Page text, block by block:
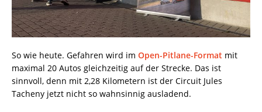
So wie heute. Gefahren wird im Open-Pitlane-Format mit
maximal 20 Autos gleichzeitig auf der Strecke. Das ist
sinnvoll, denn mit 2,28 Kilometern ist der Circuit Jules
Tacheny jetzt nicht so wahnsinnig ausladend.